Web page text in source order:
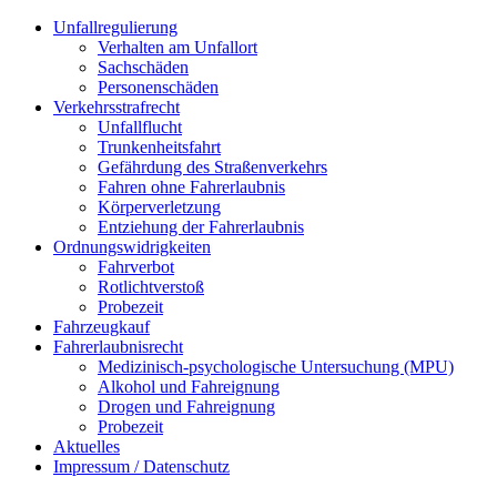
Unfallregulierung
Verhalten am Unfallort
Sachschäden
Personenschäden
Verkehrsstrafrecht
Unfallflucht
Trunkenheitsfahrt
Gefährdung des Straßenverkehrs
Fahren ohne Fahrerlaubnis
Körperverletzung
Entziehung der Fahrerlaubnis
Ordnungswidrigkeiten
Fahrverbot
Rotlichtverstoß
Probezeit
Fahrzeugkauf
Fahrerlaubnisrecht
Medizinisch-psychologische Untersuchung (MPU)
Alkohol und Fahreignung
Drogen und Fahreignung
Probezeit
Aktuelles
Impressum / Datenschutz